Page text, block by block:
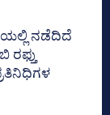
ನಡೆದಿದೆ